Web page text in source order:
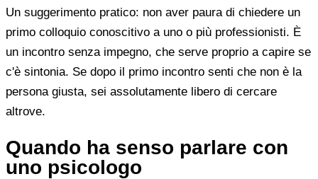
Un suggerimento pratico: non aver paura di chiedere un
primo colloquio conoscitivo a uno o più professionisti. È
un incontro senza impegno, che serve proprio a capire se
c'è sintonia. Se dopo il primo incontro senti che non è la
persona giusta, sei assolutamente libero di cercare
altrove.
Quando ha senso parlare con
uno psicologo